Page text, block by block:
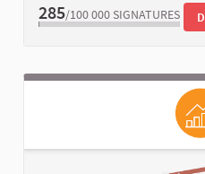
285/100 000 SIGNATURES